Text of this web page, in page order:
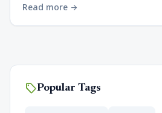
Read more arrow_forward
sellPopular Tags